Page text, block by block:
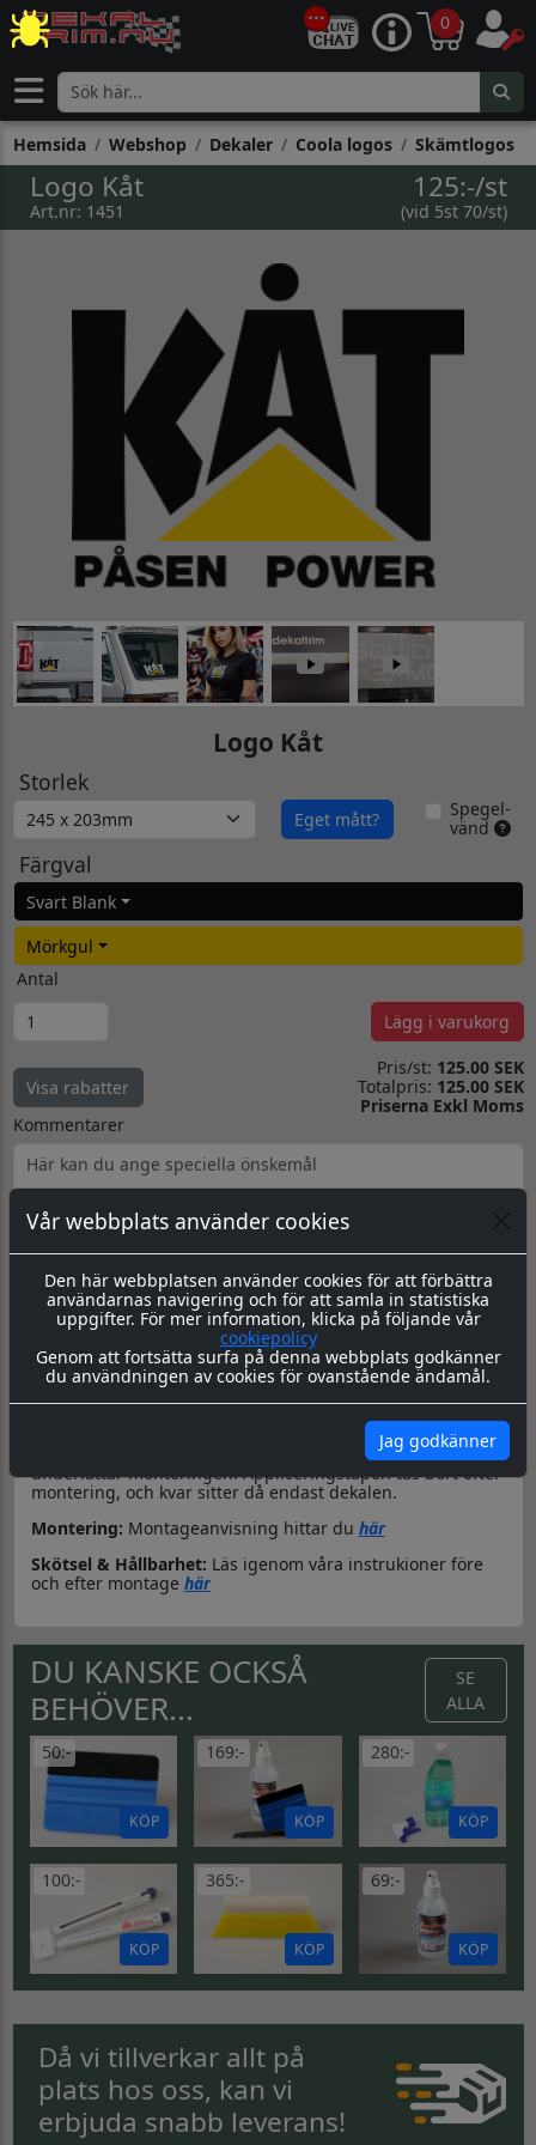
Vår webbplats använder cookies
Den här webbplatsen använder cookies för att förbättra
användarnas navigering och för att samla in statistiska
uppgifter. För mer information, klicka på följande vår
cookiepolicy
Genom att fortsätta surfa på denna webbplats godkänner
du användningen av cookies för ovanstående ändamål.
Jag godkänner
0
Hemsida Webshop Dekaler Coola logos Skämtlogos
Logo Kåt
Art.nr: 1451
125:-/st
(vid 5st 70/st)
Logo Kåt
Storlek
Eget mått?
Spegel-
vänd
Färgval
Svart Blank
Mörkgul
Antal
Lägg i varukorg
Visa rabatter
Pris/st: 125.00 SEK
Totalpris: 125.00 SEK
Priserna Exkl Moms
Kommentarer
Produktbeskrivning
Dokument
Datorskuren dekal / logo
Material & Tillverkning:Dessa dekaler skärs ut i en 8-årig
genomfärgad kvalitetsfolie, som fäster på de flesta plana
ytor.
Dekalen levereras redo för montage med
appliceringstape över som håller ihop dekalen, och
underlättar monteringen. Appliceringstapen tas bort efter
montering, och kvar sitter då endast dekalen.
Montering: Montageanvisning hittar du här
Skötsel & Hållbarhet: Läs igenom våra instrukioner före
och efter montage här
DU KANSKE OCKSÅ
BEHÖVER...
SE
ALLA
50:-
KÖP
169:-
KÖP
280:-
KÖP
100:-
KÖP
365:-
KÖP
69:-
KÖP
Då vi tillverkar allt på
plats hos oss, kan vi
erbjuda snabb leverans!